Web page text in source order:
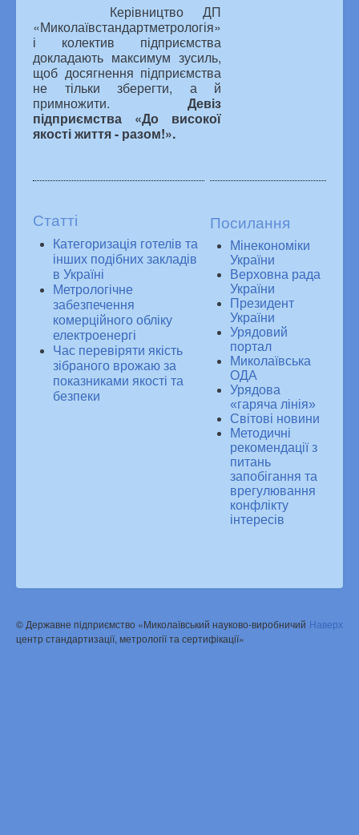
Керівництво ДП
«Миколаївстандартметрологія»
і колектив підприємства
докладають максимум зусиль,
щоб досягнення підприємства
не тільки зберегти, а й
примножити. Девіз
підприємства «До високої
якості життя - разом!».
Статті
Категоризація готелів та
інших подібних закладів
в Україні
Метрологічне
забезпечення
комерційного обліку
електроенергі
Час перевіряти якість
зібраного врожаю за
показниками якості та
безпеки
Посилання
Мінекономіки
України
Верховна рада
України
Президент
України
Урядовий
портал
Миколаївська
ОДА
Урядова
«гаряча лiнiя»
Свiтовi новини
Методичні
рекомендації з
питань
запобігання та
врегулювання
конфлікту
інтересів
Наверх
© Державне підприємство «Миколаївський науково-виробничий
центр стандартизації, метрології та сертифікації»